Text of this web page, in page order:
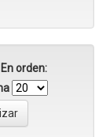
En orden: